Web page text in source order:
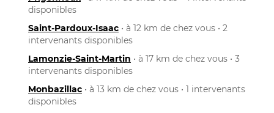
disponibles
Saint-Pardoux-Isaac • à 12 km de chez vous • 2
intervenants disponibles
Lamonzie-Saint-Martin • à 17 km de chez vous • 3
intervenants disponibles
Monbazillac • à 13 km de chez vous • 1 intervenants
disponibles